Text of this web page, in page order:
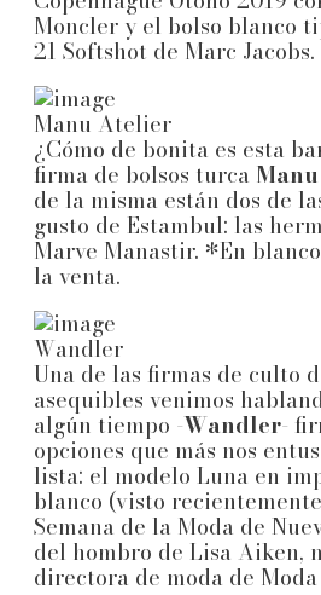
Moncler y el bolso blanco
21 Softshot de Marc Jacobs.
Manu Atelier
¿Cómo de bonita es esta
firma de bolsos turca
de la misma están dos de
gusto de Estambul: las
Marve Manastir. *En
la venta.
Wandler
Una de las firmas de culto
asequibles venimos
algún tiempo -Wandler-
opciones que más nos
lista: el modelo Luna en
blanco (visto
Semana de la Moda de
del hombro de Lisa Aiken,
directora de moda de